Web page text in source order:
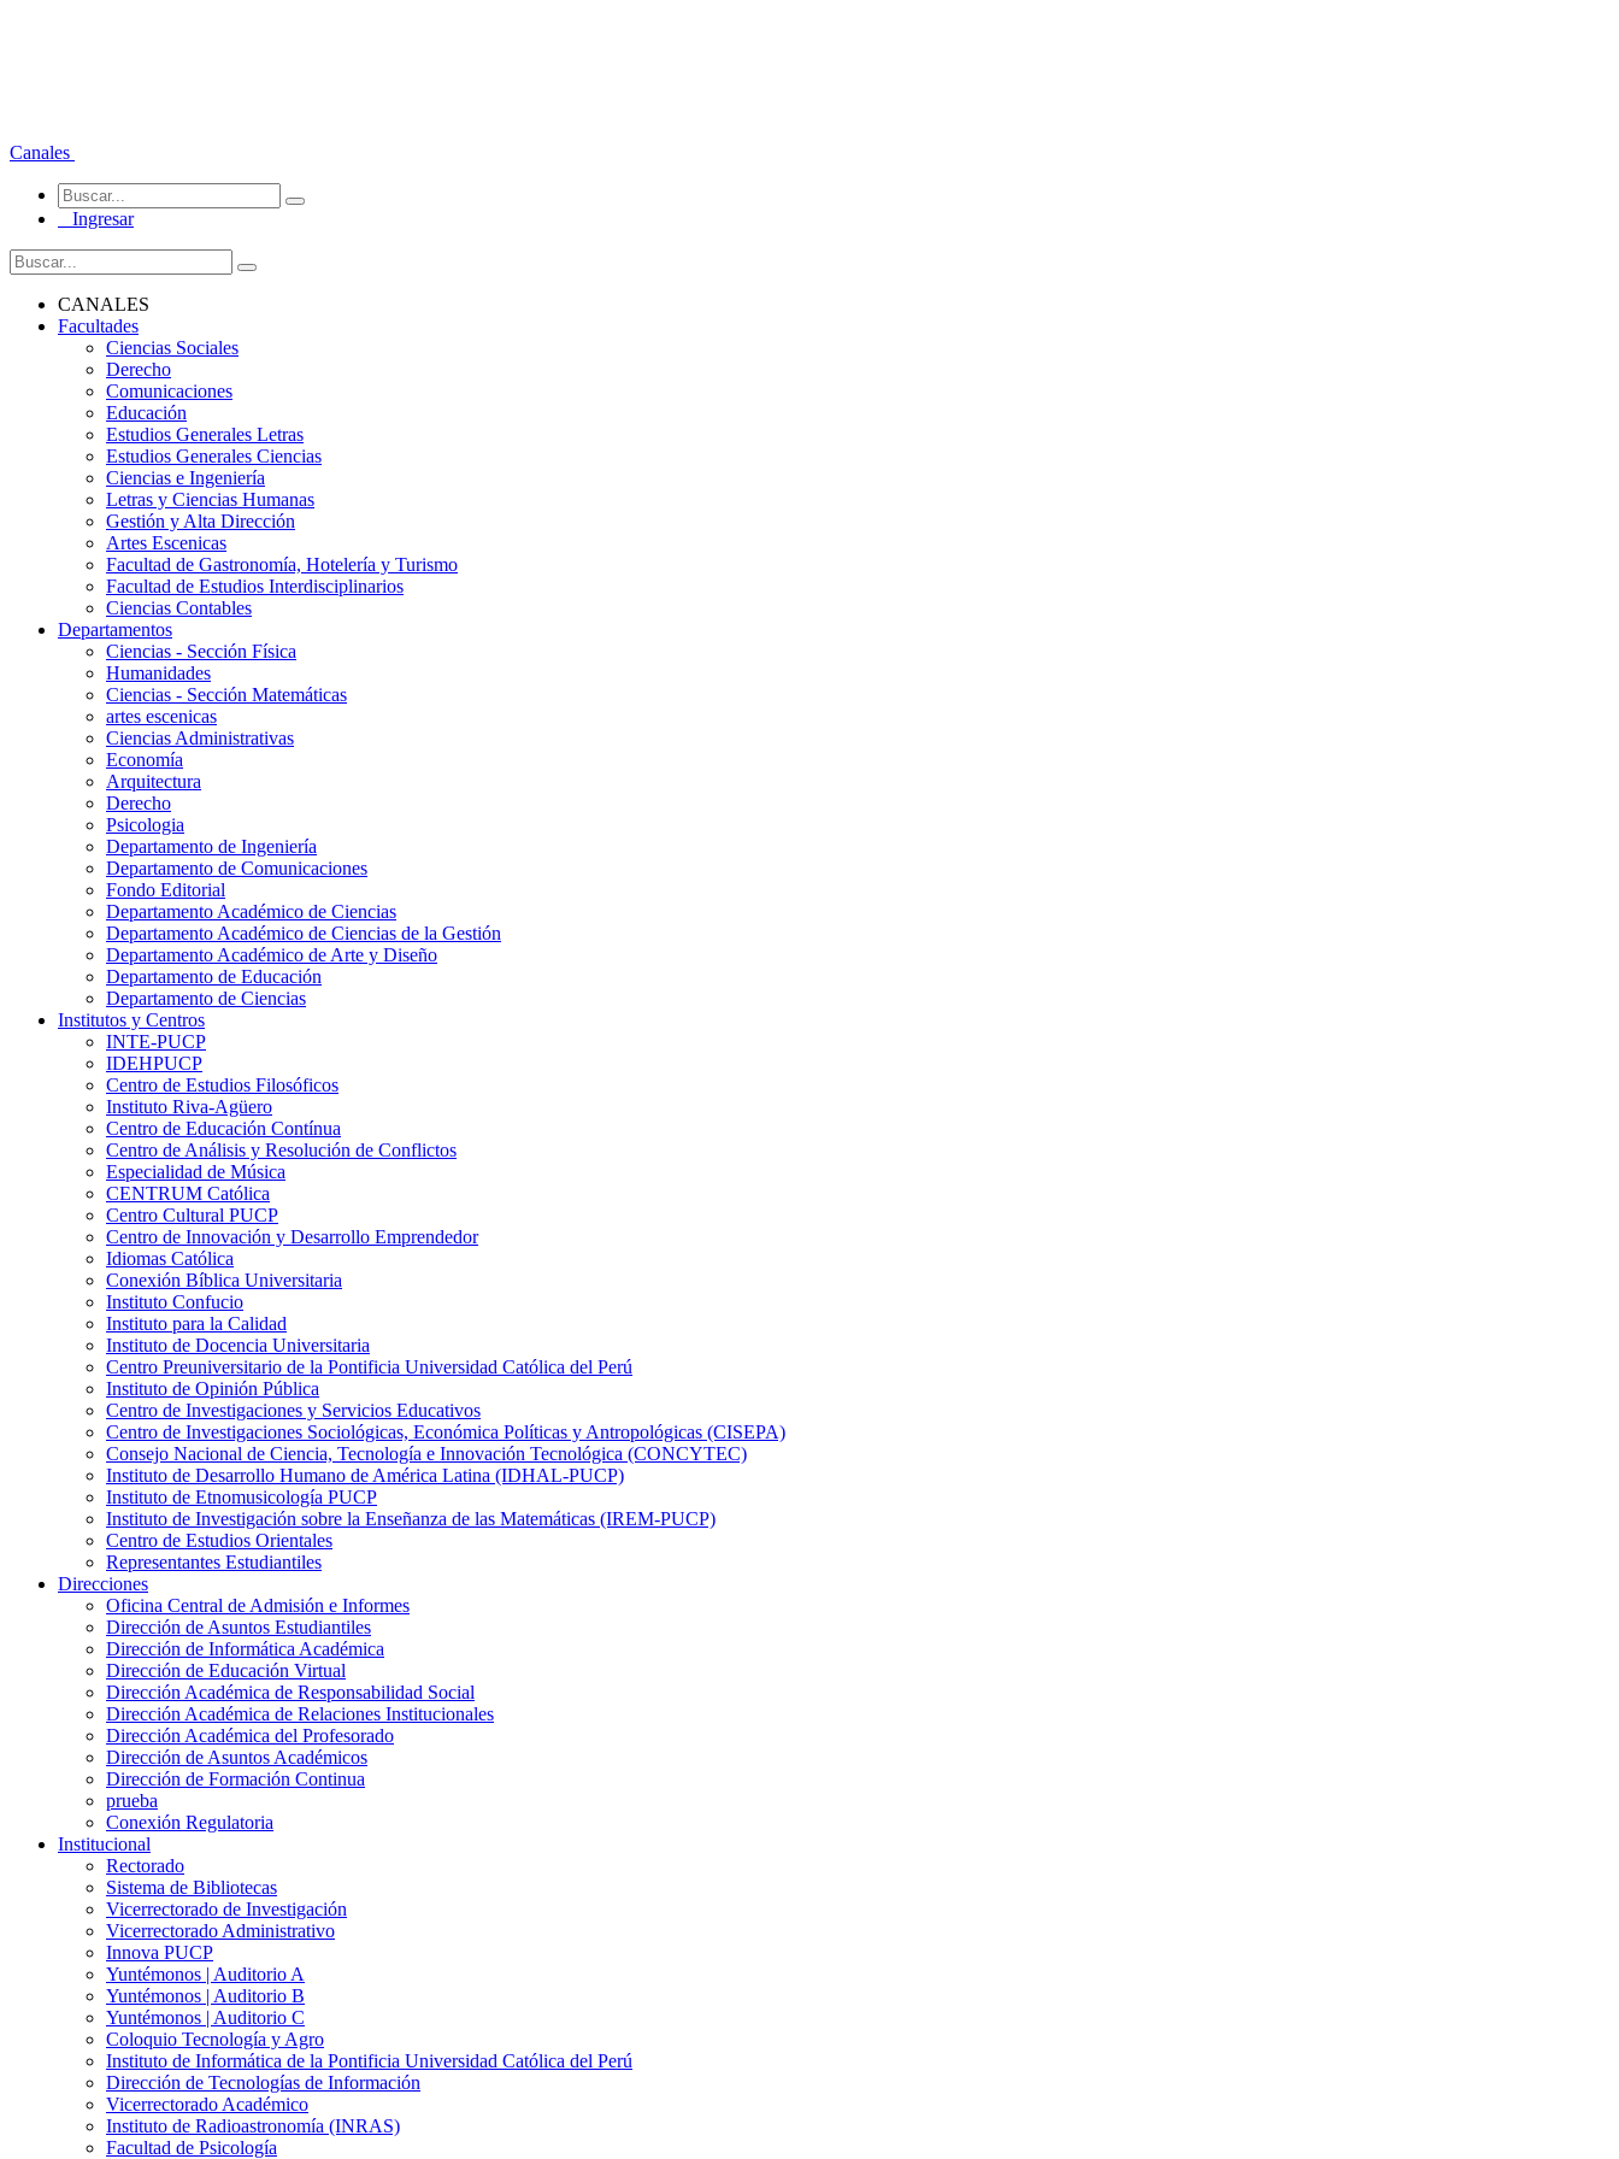
Canales
Ingresar
CANALES
Facultades
Ciencias Sociales
Derecho
Comunicaciones
Educación
Estudios Generales Letras
Estudios Generales Ciencias
Ciencias e Ingeniería
Letras y Ciencias Humanas
Gestión y Alta Dirección
Artes Escenicas
Facultad de Gastronomía, Hotelería y Turismo
Facultad de Estudios Interdisciplinarios
Ciencias Contables
Departamentos
Ciencias - Sección Física
Humanidades
Ciencias - Sección Matemáticas
artes escenicas
Ciencias Administrativas
Economía
Arquitectura
Derecho
Psicologia
Departamento de Ingeniería
Departamento de Comunicaciones
Fondo Editorial
Departamento Académico de Ciencias
Departamento Académico de Ciencias de la Gestión
Departamento Académico de Arte y Diseño
Departamento de Educación
Departamento de Ciencias
Institutos y Centros
INTE-PUCP
IDEHPUCP
Centro de Estudios Filosóficos
Instituto Riva-Agüero
Centro de Educación Contínua
Centro de Análisis y Resolución de Conflictos
Especialidad de Música
CENTRUM Católica
Centro Cultural PUCP
Centro de Innovación y Desarrollo Emprendedor
Idiomas Católica
Conexión Bíblica Universitaria
Instituto Confucio
Instituto para la Calidad
Instituto de Docencia Universitaria
Centro Preuniversitario de la Pontificia Universidad Católica del Perú
Instituto de Opinión Pública
Centro de Investigaciones y Servicios Educativos
Centro de Investigaciones Sociológicas, Económica Políticas y Antropológicas (CISEPA)
Consejo Nacional de Ciencia, Tecnología e Innovación Tecnológica (CONCYTEC)
Instituto de Desarrollo Humano de América Latina (IDHAL-PUCP)
Instituto de Etnomusicología PUCP
Instituto de Investigación sobre la Enseñanza de las Matemáticas (IREM-PUCP)
Centro de Estudios Orientales
Representantes Estudiantiles
Direcciones
Oficina Central de Admisión e Informes
Dirección de Asuntos Estudiantiles
Dirección de Informática Académica
Dirección de Educación Virtual
Dirección Académica de Responsabilidad Social
Dirección Académica de Relaciones Institucionales
Dirección Académica del Profesorado
Dirección de Asuntos Académicos
Dirección de Formación Continua
prueba
Conexión Regulatoria
Institucional
Rectorado
Sistema de Bibliotecas
Vicerrectorado de Investigación
Vicerrectorado Administrativo
Innova PUCP
Yuntémonos | Auditorio A
Yuntémonos | Auditorio B
Yuntémonos | Auditorio C
Coloquio Tecnología y Agro
Instituto de Informática de la Pontificia Universidad Católica del Perú
Dirección de Tecnologías de Información
Vicerrectorado Académico
Instituto de Radioastronomía (INRAS)
Facultad de Psicología